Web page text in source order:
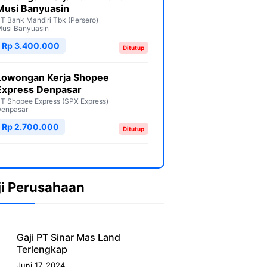
Banyuasin
Bank Mandiri Tbk (Persero)
Banyuasin
Ditutup
Rp 3.400.000
Kerja Shopee
Denpasar
Shopee Express (SPX Express)
Ditutup
Rp 2.700.000
Perusahaan
Gaji PT Sinar Mas Land
Terlengkap